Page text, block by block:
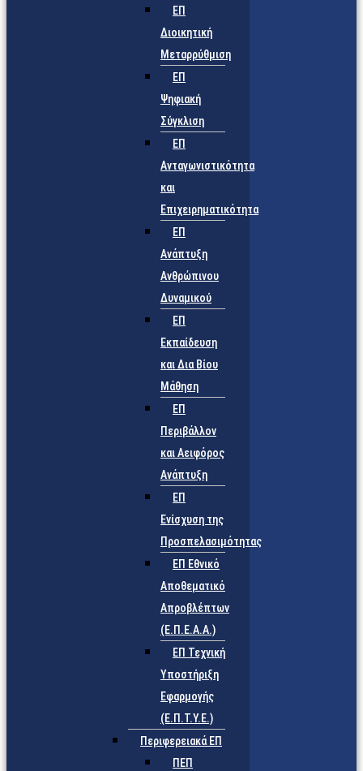
ΕΠ
Διοικητική
Μεταρρύθμιση
ΕΠ
Ψηφιακή
Σύγκλιση
ΕΠ
Ανταγωνιστικότητα
και
Επιχειρηματικότητα
ΕΠ
Ανάπτυξη
Ανθρώπινου
Δυναμικού
ΕΠ
Εκπαίδευση
και Δια Βίου
Μάθηση
ΕΠ
Περιβάλλον
και Αειφόρος
Ανάπτυξη
ΕΠ
Ενίσχυση της
Προσπελασιμότητας
ΕΠ Εθνικό
Αποθεματικό
Απροβλέπτων
(Ε.Π.Ε.Α.Α.)
ΕΠ Τεχνική
Υποστήριξη
Εφαρμογής
(Ε.Π.Τ.Υ.Ε.)
Περιφερειακά ΕΠ
ΠΕΠ